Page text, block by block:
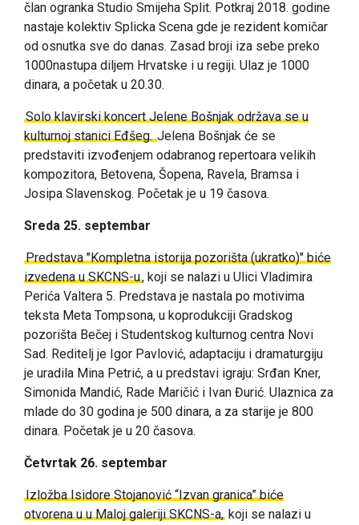
član ogranka Studio Smijeha Split. Potkraj 2018. godine
nastaje kolektiv Splicka Scena gde je rezident komičar
od osnutka sve do danas. Zasad broji iza sebe preko
1000nastupa diljem Hrvatske i u regiji. Ulaz je 1000
dinara, a početak u 20.30.
Solo klavirski koncert Jelene Bošnjak održava se u
kulturnoj stanici Eđšeg.Jelena Bošnjak će se
predstaviti izvođenjem odabranog repertoara velikih
kompozitora, Betovena, Šopena, Ravela, Bramsa i
Josipa Slavenskog. Početak je u 19 časova.
Sreda 25. septembar
Predstava "Kompletna istorija pozorišta (ukratko)" biće
izvedena u SKCNS-u, koji se nalazi u Ulici Vladimira
Perića Valtera 5. Predstava je nastala po motivima
teksta Meta Tompsona, u koprodukciji Gradskog
pozorišta Bečej i Studentskog kulturnog centra Novi
Sad. Reditelj je Igor Pavlović, adaptaciju i dramaturgiju
je uradila Mina Petrić, a u predstavi igraju: Srđan Kner,
Simonida Mandić, Rade Maričić i Ivan Đurić. Ulaznica za
mlade do 30 godina je 500 dinara, a za starije je 800
dinara. Početak je u 20 časova.
Četvrtak 26. septembar
Izložba Isidore Stojanović “Izvan granica” biće
otvorena u u Maloj galeriji SKCNS-a, koji se nalazi u